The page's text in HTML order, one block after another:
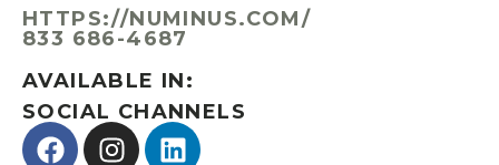
HTTPS://NUMINUS.COM/
833 686-4687
AVAILABLE IN:
SOCIAL CHANNELS